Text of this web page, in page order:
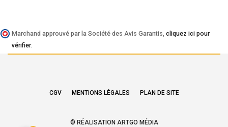
Marchand approuvé par la Société des Avis Garantis, cliquez ici pour
vérifier.
CGV MENTIONS LÉGALES PLAN DE SITE
© RÉALISATION ARTGO MÉDIA